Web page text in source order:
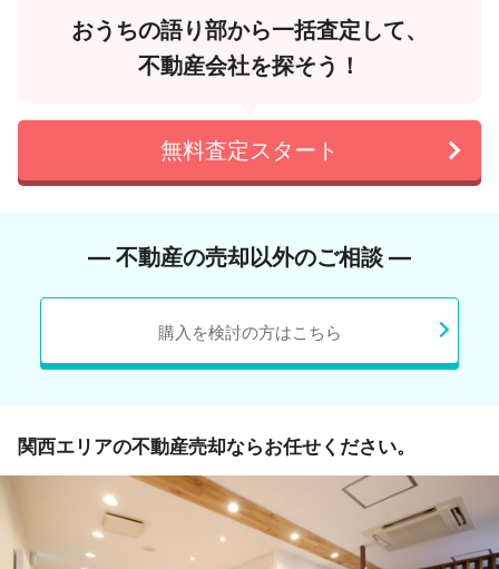
おうちの語り部から一括査定して、
不動産会社を探そう！
無料査定スタート
― 不動産の売却以外のご相談 ―
購入を検討の方はこちら
関西エリアの不動産売却ならお任せください。